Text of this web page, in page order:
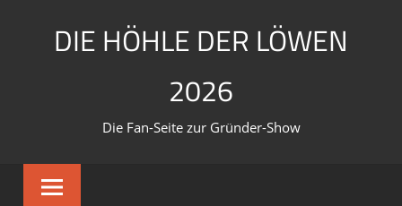
DIE HÖHLE DER LÖWEN
2026
Die Fan-Seite zur Gründer-Show